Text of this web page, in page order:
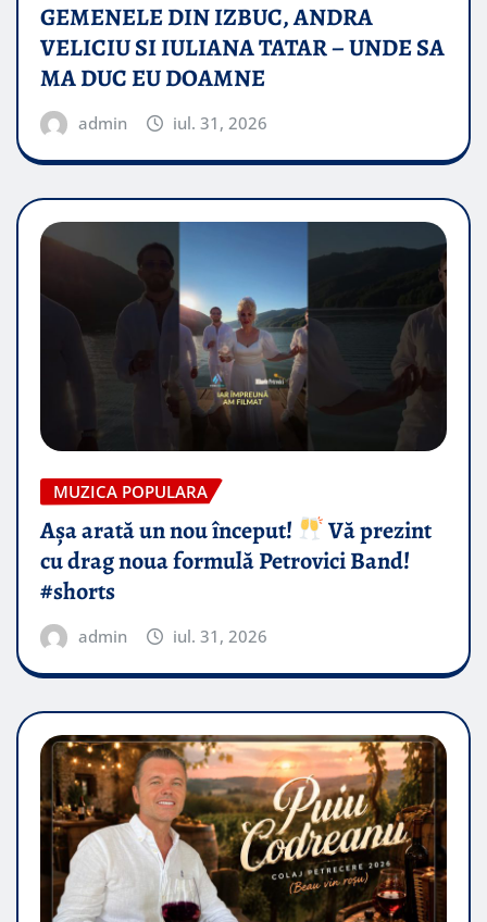
GEMENELE DIN IZBUC, ANDRA
VELICIU SI IULIANA TATAR – UNDE SA
MA DUC EU DOAMNE
admin iul. 31, 2026
MUZICA POPULARA
Așa arată un nou început!
Vă prezint
cu drag noua formulă Petrovici Band!
#shorts
admin iul. 31, 2026